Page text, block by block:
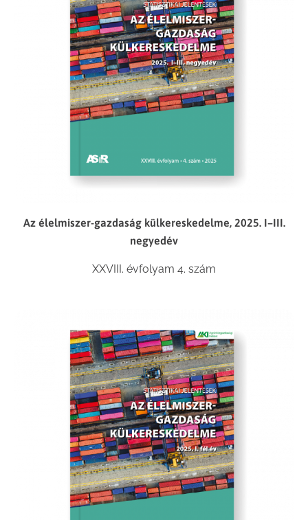
Az élelmiszer-gazdaság külkereskedelme, 2025. I–III.
negyedév
XXVIII. évfolyam 4. szám